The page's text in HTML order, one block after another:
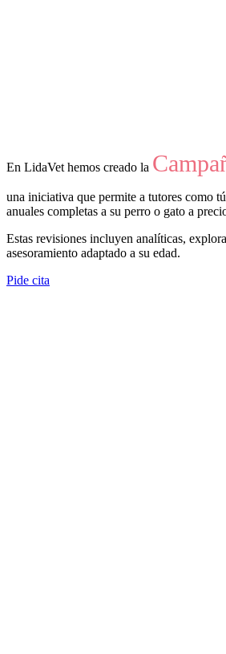
En LidaVet hemos creado la
una iniciativa que permite a tutores como
anuales completas a su perro o gato a
Estas revisiones incluyen analíticas,
asesoramiento adaptado a su edad.
Pide cita